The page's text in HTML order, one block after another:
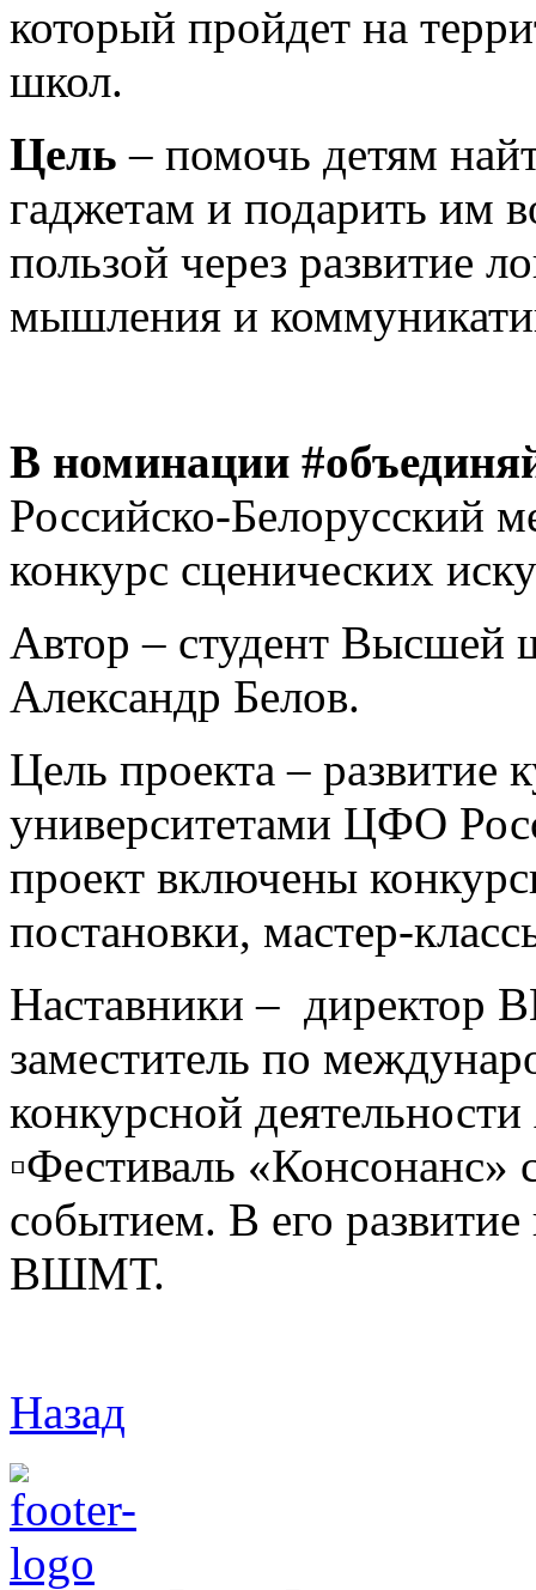
который пройдет на
школ.
Цель – помочь детям
гаджетам и подарить им
пользой через развитие
мышления и
В номинации
Российско-Белорусский
конкурс сценических
Автор – студент Высшей
Александр Белов.
Цель проекта – развитие
университетами ЦФО
проект включены
постановки, мастер-
Наставники – директор
заместитель по
конкурсной
▫️Фестиваль
событием. В его
ВШМТ.
Назад